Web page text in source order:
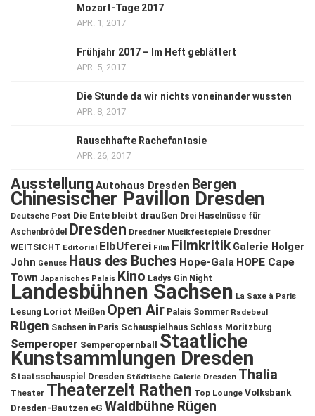
Mozart-Tage 2017
APR. 1, 2017
Frühjahr 2017 – Im Heft geblättert
APR. 5, 2017
Die Stunde da wir nichts voneinander wussten
APR. 8, 2017
Rauschhafte Rachefantasie
APR. 26, 2017
Ausstellung Autohaus Dresden Bergen
Chinesischer Pavillon Dresden
Deutsche Post Die Ente bleibt draußen Drei Haselnüsse für
Aschenbrödel
Dresden Dresdner Musikfestspiele Dresdner
WEITSICHT Editorial ElbUferei Film Filmkritik Galerie Holger
John Genuss Haus des Buches Hope-Gala HOPE Cape
Town Japanisches Palais Kino Ladys Gin Night
Landesbühnen Sachsen La Saxe à Paris
Lesung Loriot Meißen Open Air Palais Sommer Radebeul
Rügen Sachsen in Paris Schauspielhaus Schloss Moritzburg
Semperoper Semperopernball Staatliche
Kunstsammlungen Dresden
Staatsschauspiel Dresden Städtische Galerie Dresden Thalia
Theater Theaterzelt Rathen Top Lounge Volksbank
Dresden-Bautzen eG Waldbühne Rügen